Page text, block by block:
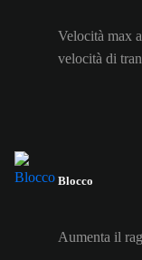
Velocità max
velocità di
Blocco
Aumenta il